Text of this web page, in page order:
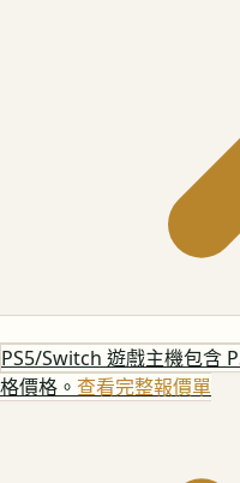
PS5/Switch 遊戲主機包含
格價格。 查看完整報價單